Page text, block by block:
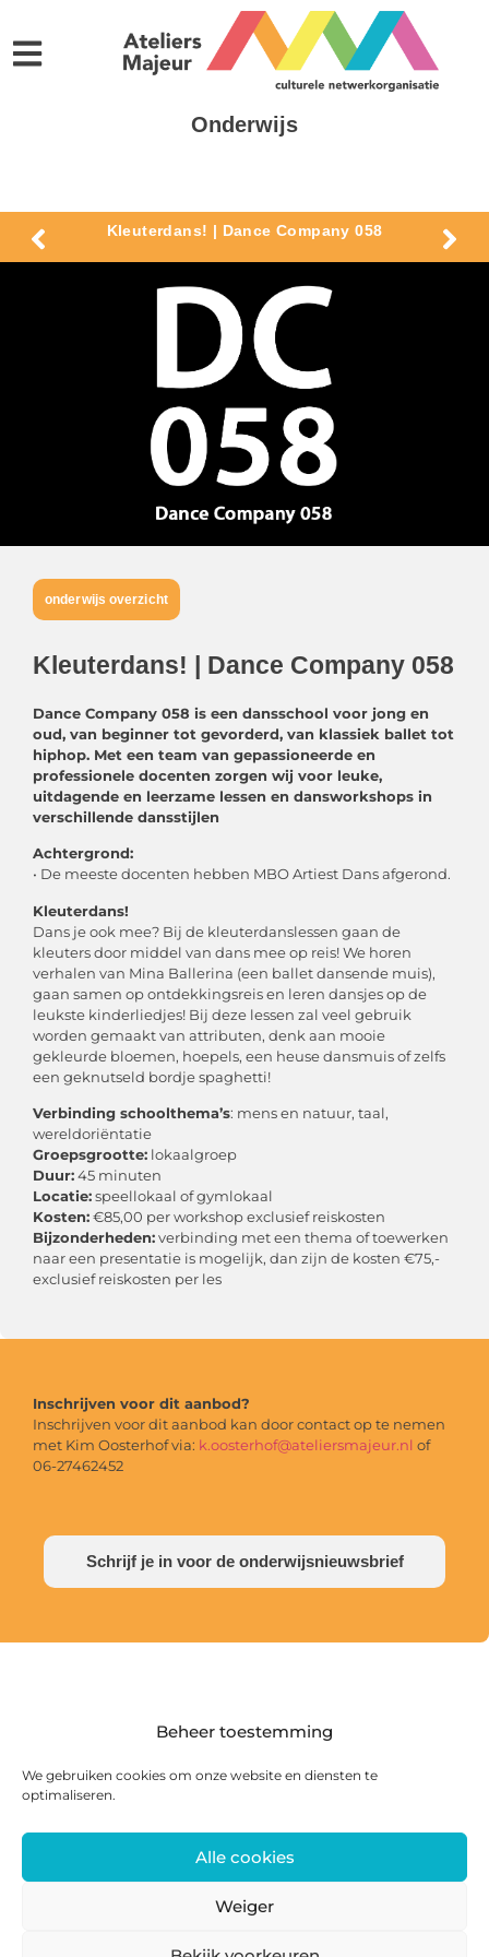
Beheer toestemming
We gebruiken cookies om onze website en diensten te
optimaliseren.
Alle cookies
Weiger
Onderwijs
Kleuterdans! | Dance Company 058
onderwijs overzicht
Kleuterdans! | Dance Company 058
Dance Company 058 is een dansschool voor jong en
oud, van beginner tot gevorderd, van klassiek ballet tot
hiphop. Met een team van gepassioneerde en
professionele docenten zorgen wij voor leuke,
uitdagende en leerzame lessen en dansworkshops in
verschillende dansstijlen
Achtergrond:
• De meeste docenten hebben MBO Artiest Dans afgerond.
Kleuterdans!
Dans je ook mee? Bij de kleuterdanslessen gaan de
kleuters door middel van dans mee op reis! We horen
verhalen van Mina Ballerina (een ballet dansende muis),
gaan samen op ontdekkingsreis en leren dansjes op de
leukste kinderliedjes! Bij deze lessen zal veel gebruik
worden gemaakt van attributen, denk aan mooie
gekleurde bloemen, hoepels, een heuse dansmuis of zelfs
een geknutseld bordje spaghetti!
Verbinding schoolthema’s: mens en natuur, taal,
wereldoriëntatie
Groepsgrootte: lokaalgroep
Duur:45 minuten
Locatie:speellokaal of gymlokaal
Kosten:€85,00 per workshop exclusief reiskosten
Bijzonderheden:verbinding met een thema of toewerken
naar een presentatie is mogelijk, dan zijn de kosten €75,-
exclusief reiskosten per les
Inschrijven voor dit aanbod?
Inschrijven voor dit aanbod kan door contact op te nemen
met Kim Oosterhof via: k.oosterhof@ateliersmajeur.nl of
06-27462452
Schrijf je in voor de onderwijsnieuwsbrief
Postadres: Postbus 285, 8440 AG Heerenveen |
Bezoekadres: Zwanedrift 2, 8446 KS Heerenveen
0513 468 158 | info@ateliersmajeur.nl